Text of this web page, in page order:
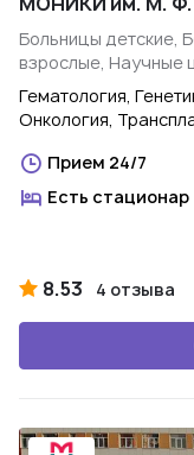
Больницы детские,
взрослые, Научные
Гематология,
Онкология,
Прием 24/7
Есть стационар
8.53 4 отзыва